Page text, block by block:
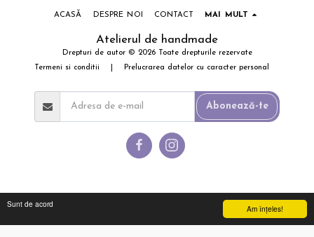
Am înţeles!
Sunt de acord
Atelierul de handmade
Drepturi de autor © 2026 Toate drepturile rezervate
Termeni si conditii
Prelucrarea datelor cu caracter personal
ACASĂ DESPRE NOI CONTACT MAI MULT
Abonează-te